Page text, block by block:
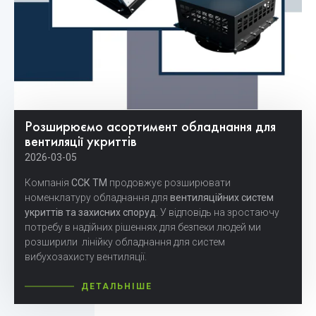
Розширюємо асортимент обладнання для
вентиляції укриттів
2026-03-05
Компанія ССК ТМ продовжує розширювати
номенклатуру обладнання для вентиляційних систем
укриттів та захисних споруд . У відповідь на зростаючу
потребу в надійних рішеннях для безпеки людей ми
розширили лінійку обладнання для систем
вибухозахисту вентиляції.
ДЕТАЛЬНІШЕ